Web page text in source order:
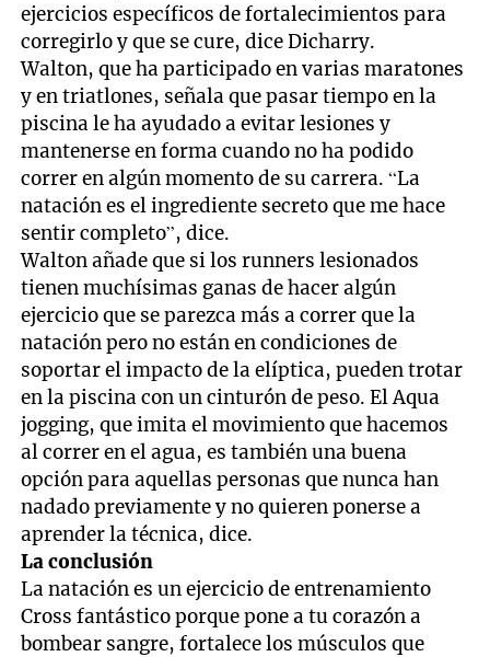
ejercicios específicos de fortalecimientos para
corregirlo y que se cure, dice Dicharry.
Walton, que ha participado en varias maratones
y en triatlones, señala que pasar tiempo en la
piscina le ha ayudado a evitar lesiones y
mantenerse en forma cuando no ha podido
correr en algún momento de su carrera. “La
natación es el ingrediente secreto que me hace
sentir completo”, dice.
Walton añade que si los runners lesionados
tienen muchísimas ganas de hacer algún
ejercicio que se parezca más a correr que la
natación pero no están en condiciones de
soportar el impacto de la elíptica, pueden trotar
en la piscina con un cinturón de peso. El Aqua
jogging, que imita el movimiento que hacemos
al correr en el agua, es también una buena
opción para aquellas personas que nunca han
nadado previamente y no quieren ponerse a
aprender la técnica, dice.
La conclusión
La natación es un ejercicio de entrenamiento
Cross fantástico porque pone a tu corazón a
bombear sangre, fortalece los músculos que